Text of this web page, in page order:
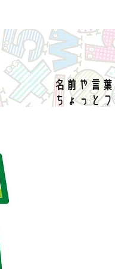
名前や言
ちょっと